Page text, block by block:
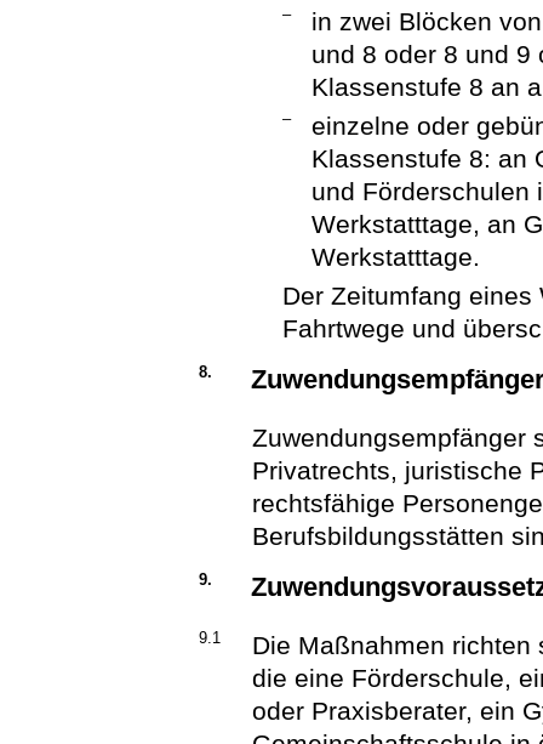
–
in zwei Blöcken
und 8 oder 8 und 9
Klassenstufe 8 an
–
einzelne oder
Klassenstufe 8: an
und Förderschulen
Werkstatttage, an
Werkstatttage.
Der Zeitumfang
Fahrtwege und
8.
Zuwendungsempfänger
Privatrechts, juristische
rechtsfähige
Berufsbildungsstätten
9.
9.1
Die Maßnahmen richten
die eine Förderschule,
oder Praxisberater, ein